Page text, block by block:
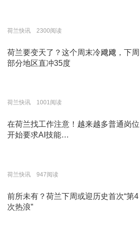
荷兰快讯 2300阅读
荷兰要变天了？这个周末冷飕飕，下周
部分地区直冲35度
荷兰快讯 1001阅读
在荷兰找工作注意！越来越多普通岗位
开始要求AI技能…
荷兰快讯 947阅读
前所未有？荷兰下周或迎历史首次“第4
次热浪”